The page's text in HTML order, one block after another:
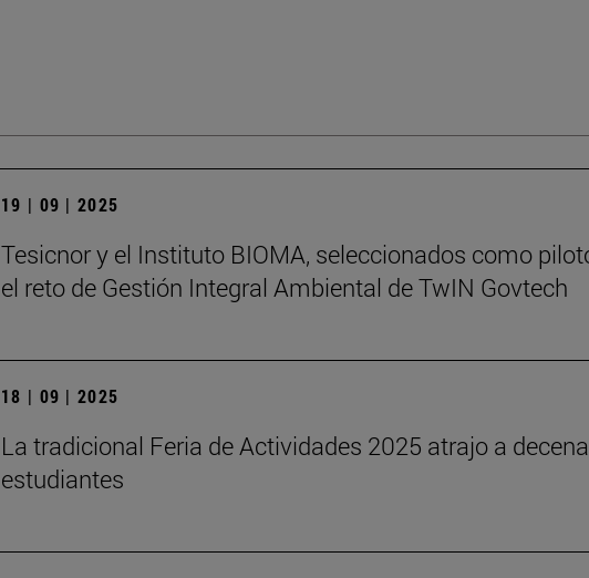
19 | 09 | 2025
Tesicnor y el Instituto BIOMA, seleccionados como
el reto de Gestión Integral Ambiental de TwIN Govtech
18 | 09 | 2025
La tradicional Feria de Actividades 2025 atrajo a
estudiantes